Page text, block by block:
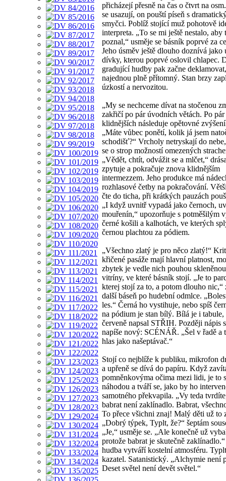
přicházejí přesně na čas o čtvrt na
se usazují, on pouští píseň s
smyčci. Poblíž stojící muž pohotově
interpreta. „To se mi ještě nestalo, aby
poznal,“ usměje se básník poprvé za
Jeho úsměv ještě dlouho doznívá jako
dívky, kterou poprvé oslovil chlapec.
gradující hudby pak začne deklamovat,
najednou plně přítomný. Stan brzy
úzkostí a nervozitou.
„My se nechceme dívat na stočenou
zakřičí po pár úvodních větách. Po pár
klidnějších následuje opětovné
„Máte vůbec ponětí, kolik já jsem
schodišť?“ Vrcholy netryskají do
se o strop možností omezených
„Vědět, chtít, odvážit se a mlčet,“
zpytuje a pokračuje znova klidnějším
intermezzem. Jeho produkce má
rozhlasové četby na pokračování.
čte do ticha, při krátkých pauzách
„I když uvnitř vypadá jako černoch,
mouřenín,“ upozorňuje s potměšilým
černé košili a kalhotách, ve kterých
černou plachtou za pódiem.
„Všechno zlatý je pro něco zlatý!“
křičené pasáže mají hlavní platnost,
zbytek je vedle nich pouhou
vitríny, ve které básník stojí. „Je to
kterej stojí za to, a potom dlouho nic,“
další báseň po hudební odmlce.
les.“ Černá ho vystihuje, nebo spíš
na pódium je stan bílý. Bílá je i tabule,
červeně napsal STŘIH. Později nápis
napíše nový: SCÉNÁŘ. „Šel v řadě a
hlas jako našeptávač.“
Stojí co nejblíže k publiku, mikrofon
a upřeně se dívá do papíru. Když
pomněnkovýma očima mezi lidi, je to
náhodou a tváří se, jako by ho
samotného překvapila. „Vy teda
babrat není zaklínadlo. Babrat,
To přece všichni znaj! Malý děti už to
„Dobrý týpek, Typlt, že?“ šeptám
„Je,“ usměje se. „Ale konečně už
protože babrat je skutečně
hudba vytváří kostelní atmosféru.
kazatel. Satanistický. „Alchymie není
Deset světel není devět světel.“